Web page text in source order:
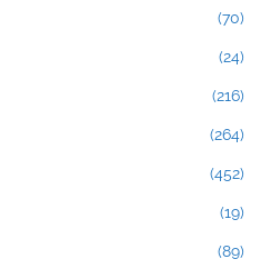
(70)
(24)
(216)
(264)
(452)
(19)
(89)